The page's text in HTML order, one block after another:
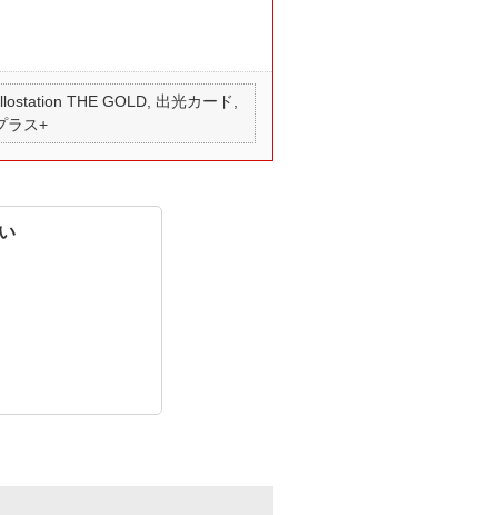
THE GOLD, 出光カード,
ラス+